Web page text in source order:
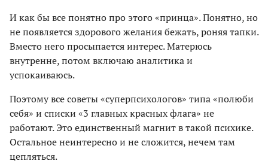
И как бы все понятно про этого «принца». Понятно, но
не появляется здорового желания бежать, роняя тапки.
Вместо него просыпается интерес. Матерюсь
внутренне, потом включаю аналитика и
успокаиваюсь.
Поэтому все советы «суперпсихологов» типа «полюби
себя» и списки «3 главных красных флага» не
работают. Это единственный магнит в такой психике.
Остальное неинтересно и не сложится, нечем там
цепляться.